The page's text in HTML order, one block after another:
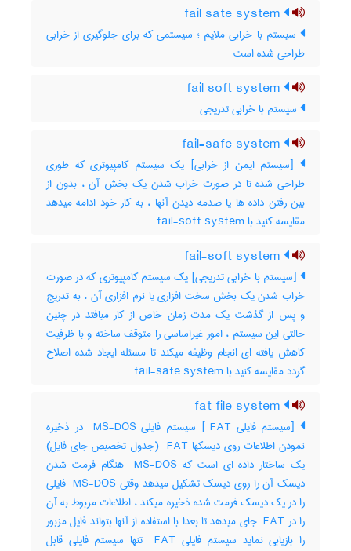
سیستم با خرابی ملایم ؛ سیستمی که برای جلوگیری از خرابی
طراحی شده است
سیستم با خرابی تدریجی
[سیستم ایمن از خرابی] یک سیستم کامپیوتری که طوری
طراحی شده تا در صورت خراب شدن یک بخش آن ، بدون از
بین رفتن داده ها یا صدمه دیدن آنها ، به کار خود ادامه میدهد
مقایسه کنید با ‎ fail-soft system
[سیستم با خرابی تدریجی] یک سیستم کامپیوتری که در صورت
خراب شدن یک بخش سخت افزاری یا نرم افزاری آن ، به تدریج
و پس از گذشت یک مدت زمان خاص از کار میافتد در چنین
حالتی این سیستم ، امور غیراساسی را متوقف ساخته و با ظرفیت
کاهش یافته ای انجام وظیفه میکند تا مسئله ایجاد شده اصلاح
گردد مقایسه کنید با ‎ fail-safe system
[سیستم فایلی ‎ FAT] سیستم فایلی ‎ MS-DOS در ذخیره
نمودن اطلاعات روی دیسکها ‎ FAT (جدول تخصیص جای فایل)
یک ساختار داده ای است که ‎ MS-DOS هنگام فرمت شدن
دیسک آن را روی دیسک تشکیل میدهد وقتی ‎ MS-DOS فایلی
را در یک دیسک فرمت شده ذخیره میکند ، اطلاعات مربوط به آن
را در ‎ FAT جای میدهد تا بعدا با استفاده از آنها بتواند فایل مزبور
را بازیابی نماید سیستم فایلی ‎ FAT تنها سیستم فایلی قابل